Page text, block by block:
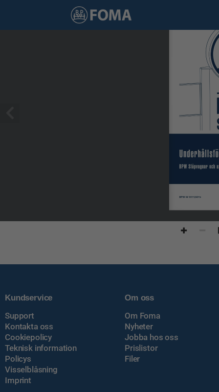
BPW Släpvagnar och
BPW-W 33112401s
Kundservice
Support
Kontakta oss
Cookiepolicy
Teknisk information
Policys
Visselblåsning
Imprint
Om oss
Om Foma
Nyheter
Jobba hos oss
Prislistor
Filer